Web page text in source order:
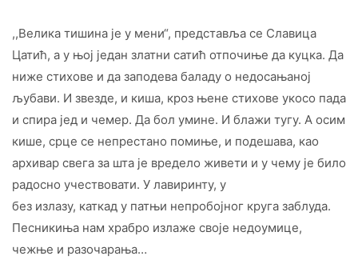
,,Велика тишина је у мени“, представља се Славица
Цатић, а у њој један златни сатић отпочиње да куцка. Да
ниже стихове и да заподева баладу о недосањаној
љубави. И звезде, и киша, кроз њене стихове укосо пада
и спира јед и чемер. Да бол умине. И блажи тугу. А осим
кише, срце се непрестано помиње, и подешава, као
архивар свега за шта је вредело живети и у чему је било
радосно учествовати. У лавиринту, у
без излазу, каткад у патњи непробојног круга заблуда.
Песникиња нам храбро излаже своје недоумице,
чежње и разочарања…